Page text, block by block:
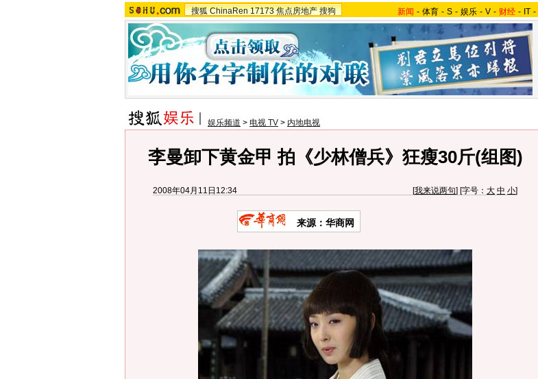
搜狐 ChinaRen 17173 焦点房地产 搜狗 新闻 - 体育 - S - 娱乐 - V - 财经 - IT -
娱乐频道 > 电视 TV > 内地电视
李曼卸下黄金甲 拍《少林僧兵》狂瘦30斤(组图)
2008年04月11日12:34 [我来说两句] [字号： 大 中 小]
来源：华商网